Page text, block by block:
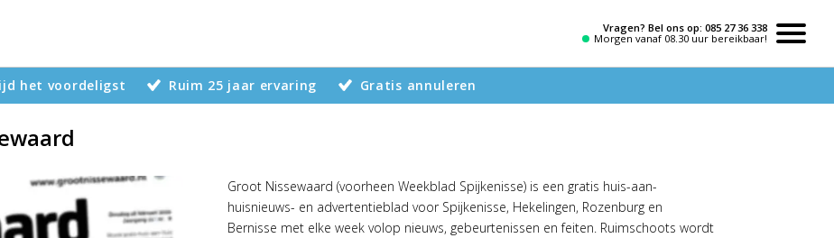
Vragen? Bel ons op:085 27 36 338
Morgen vanaf 08.30 uur bereikbaar!
het voordeligst Ruim 25 jaar ervaring Gratis annuleren
Groot Nissewaard (voorheen Weekblad Spijkenisse) is een gratis huis-aan-
huisnieuws- en advertentieblad voor Spijkenisse, Hekelingen, Rozenburg en
Bernisse met elke week volop nieuws, gebeurtenissen en feiten. Ruimschoots wordt